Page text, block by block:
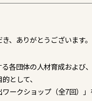
、ありがとうございます。
各団体の人材育成および、
として、
ークショップ（全7回）」